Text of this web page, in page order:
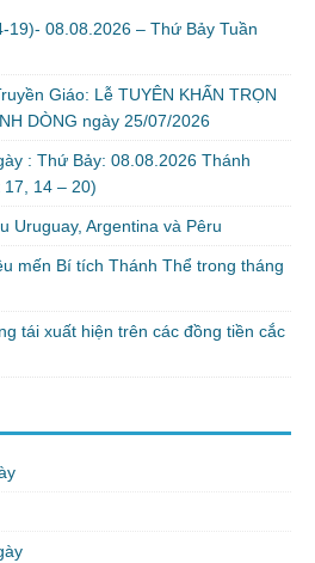
19)- 08.08.2026 – Thứ Bảy Tuần
Giáo: Lễ TUYÊN KHẤN TRỌN
DÒNG ngày 25/07/2026
: Thứ Bảy: 08.08.2026 Thánh
14 – 20)
Uruguay, Argentina và Pêru
mến Bí tích Thánh Thể trong tháng
tái xuất hiện trên các đồng tiền cắc